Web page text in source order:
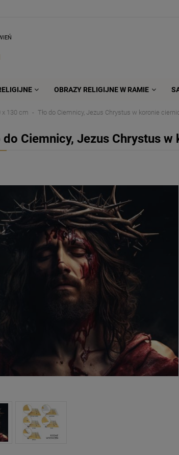
OBRAZY RELIGIJNE W RAMIE
x 130 cm Tło do Ciemnicy, Jezus Chrystus w koronie
do Ciemnicy, Jezus Chrystus